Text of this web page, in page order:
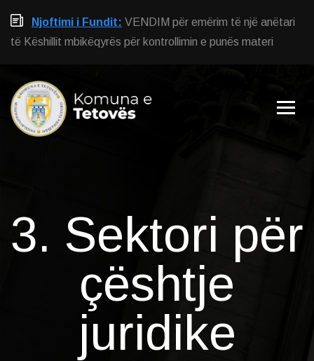
Njoftimi i Fundit: VENDIM për emërim të një anëtari
të Këshillit mbikëqyrës për kontrollimin e punës materi
3. Sektori për
çështje
juridike